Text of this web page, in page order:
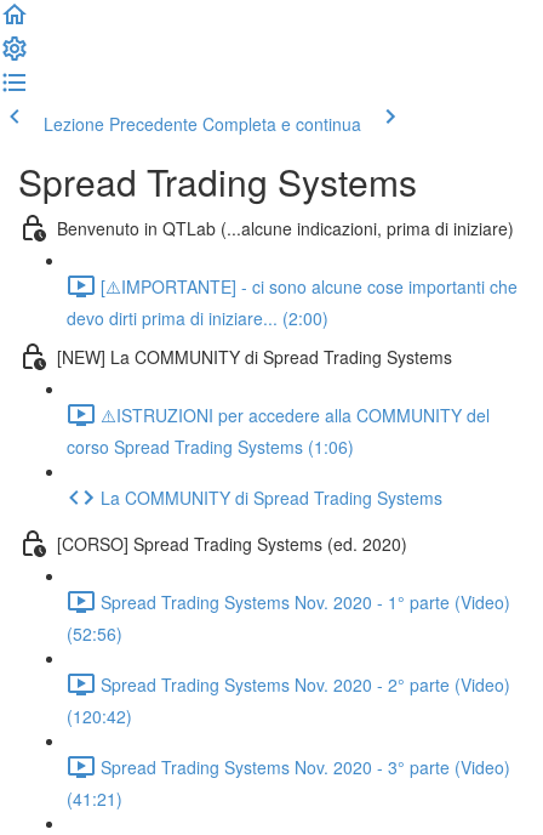
Lezione Precedente Completa e continua
Spread Trading Systems
Benvenuto in QTLab (...alcune indicazioni, prima di iniziare)
[⚠️IMPORTANTE] - ci sono alcune cose importanti che
devo dirti prima di iniziare... (2:00)
[NEW] La COMMUNITY di Spread Trading Systems
⚠️ISTRUZIONI per accedere alla COMMUNITY del
corso Spread Trading Systems (1:06)
La COMMUNITY di Spread Trading Systems
[CORSO] Spread Trading Systems (ed. 2020)
Spread Trading Systems Nov. 2020 - 1° parte (Video)
(52:56)
Spread Trading Systems Nov. 2020 - 2° parte (Video)
(120:42)
Spread Trading Systems Nov. 2020 - 3° parte (Video)
(41:21)